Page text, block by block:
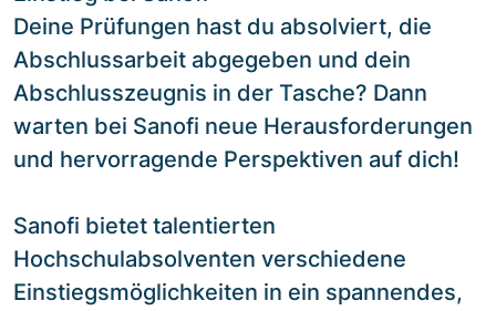
Deine Prüfungen hast du absolviert, die
Abschlussarbeit abgegeben und dein
Abschlusszeugnis in der Tasche? Dann
warten bei Sanofi neue Herausforderungen
und hervorragende Perspektiven auf dich!
Sanofi bietet talentierten
Hochschulabsolventen verschiedene
Einstiegsmöglichkeiten in ein spannendes,